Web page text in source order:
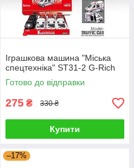
Іграшкова машина "Міська
спецтехніка" ST31-2 G-Rich
Готово до відправки
275 ₴ 330 ₴
Купити
–17%